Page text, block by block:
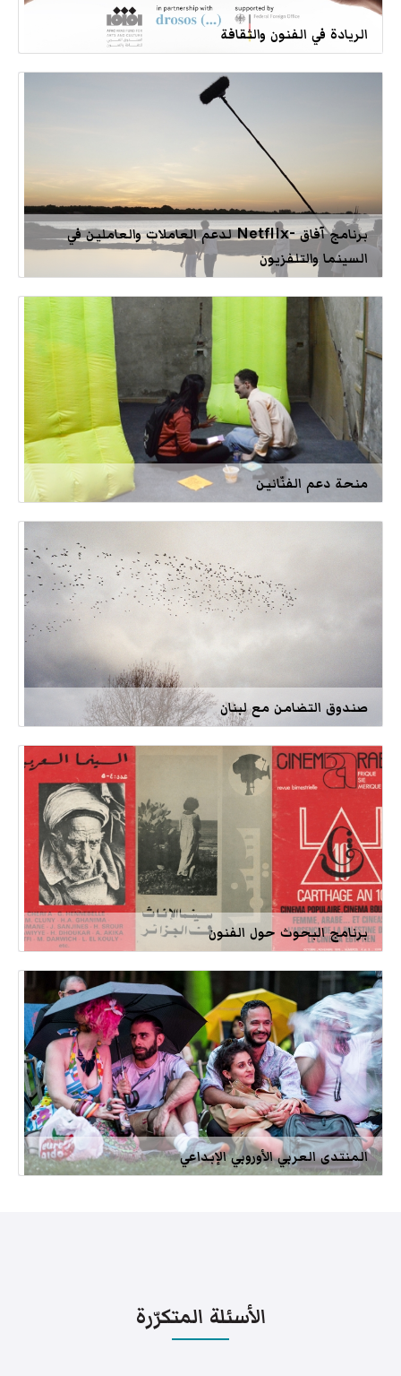
الريادة في الفنون والثقافة
برنامج آفاق -Netflix لدعم العاملات والعاملين في
السينما والتلفزيون
منحة دعم الفنّانين
صندوق التضامن مع لبنان
برنامج البحوث حول الفنون
المنتدى العربي الأوروبي الإبداعي
الأسئلة المتكرّرة